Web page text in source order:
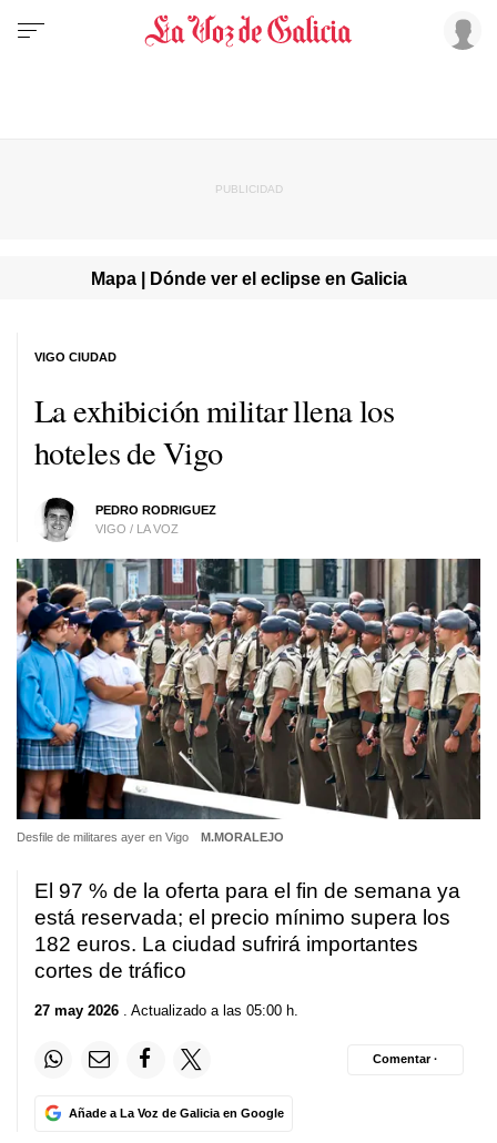
Mapa | Dónde ver el eclipse en Galicia
La exhibición militar llena los
hoteles de Vigo
PEDRO RODRIGUEZ
VIGO / LA VOZ
VIGO CIUDAD
Desfile de militares ayer en Vigo M.MORALEJO
El 97 % de la oferta para el fin de semana ya
está reservada; el precio mínimo supera los
182 euros. La ciudad sufrirá importantes
cortes de tráfico
27 may 2026 . Actualizado a las 05:00 h.
Añade a La Voz de Galicia en Google
Comentar ·